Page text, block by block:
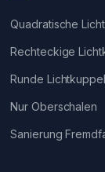
Quadratische
Rechteckige
Runde
Nur Oberschalen
Sanierung